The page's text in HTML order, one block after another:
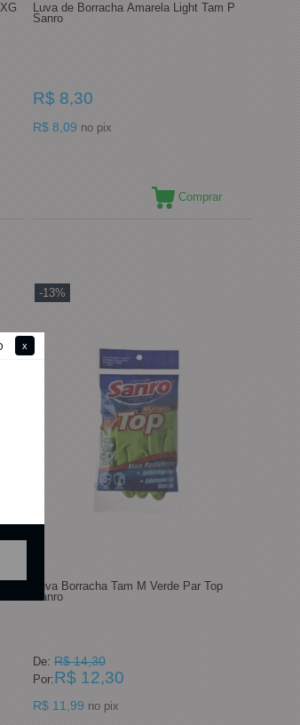
Luva de Borracha Amarela Light Tam P
Sanro
R$ 8,30
R$ 8,09 no pix
Comprar
-13%
Luva Borracha Tam M Verde Par Top
Sanro
De: R$ 14,30
Por:R$ 12,30
R$ 11,99 no pix